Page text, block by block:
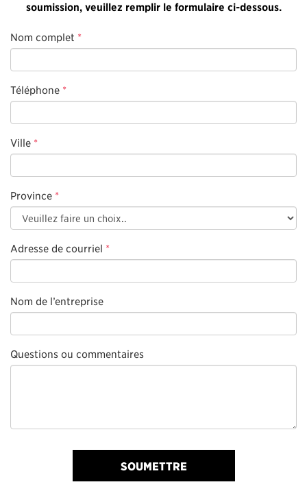
soumission, veuillez remplir le formulaire ci-dessous.
Nom complet *
Téléphone *
Ville *
Province *
Adresse de courriel *
Nom de l’entreprise
Questions ou commentaires
SOUMETTRE